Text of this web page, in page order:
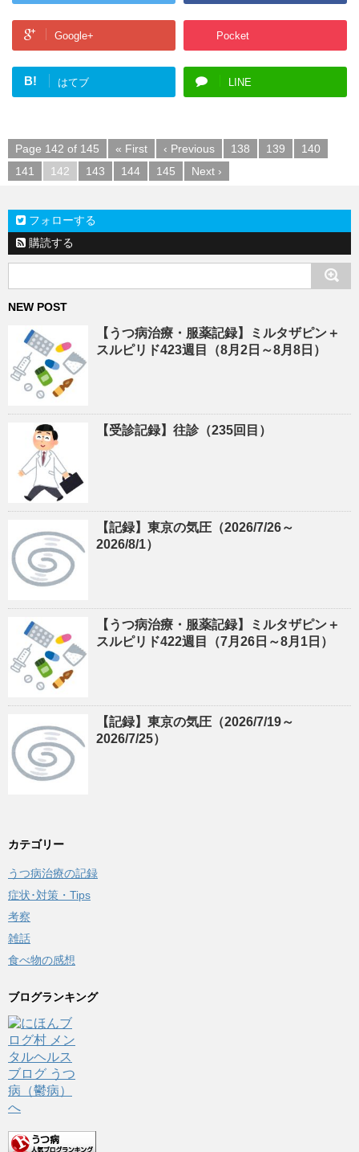
Google+ Pocket
B! はてブ LINE
Page 142 of 145 « First ‹ Previous 138 139
140
141
142 143 144 145 Next ›
フォローする
購読する
NEW POST
【うつ病治療・服薬記録】ミルタザピン＋
スルピリド423週目（8月2日～8月8日）
【受診記録】往診（235回目）
【記録】東京の気圧（2026/7/26～
2026/8/1）
【うつ病治療・服薬記録】ミルタザピン＋
スルピリド422週目（7月26日～8月1日）
【記録】東京の気圧（2026/7/19～
2026/7/25）
カテゴリー
うつ病治療の記録
症状･対策・Tips
考察
雑話
食べ物の感想
ブログランキング